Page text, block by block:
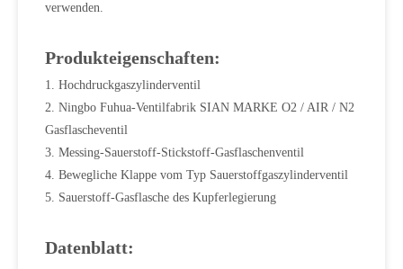
verwenden.
Produkteigenschaften:
1. Hochdruckgaszylinderventil
2. Ningbo Fuhua-Ventilfabrik SIAN MARKE O2 / AIR / N2
Gasflascheventil
3. Messing-Sauerstoff-Stickstoff-Gasflaschenventil
4. Bewegliche Klappe vom Typ Sauerstoffgaszylinderventil
5. Sauerstoff-Gasflasche des Kupferlegierung
Datenblatt: